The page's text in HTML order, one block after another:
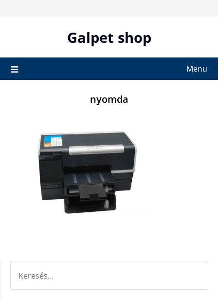
Galpet shop
Menu
nyomda